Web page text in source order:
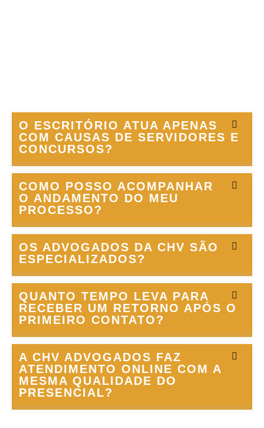
O ESCRITÓRIO ATUA APENAS
COM CAUSAS DE SERVIDORES E
CONCURSOS?
COMO POSSO ACOMPANHAR
O ANDAMENTO DO MEU
PROCESSO?
OS ADVOGADOS DA CHV SÃO
ESPECIALIZADOS?
QUANTO TEMPO LEVA PARA
RECEBER UM RETORNO APÓS O
PRIMEIRO CONTATO?
A CHV ADVOGADOS FAZ
ATENDIMENTO ONLINE COM A
MESMA QUALIDADE DO
PRESENCIAL?